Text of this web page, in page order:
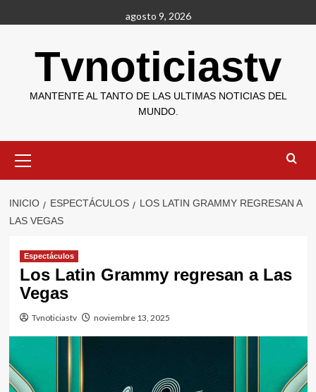
al
agosto 9, 2026
Tvnoticiastv
MANTENTE AL TANTO DE LAS ULTIMAS NOTICIAS DEL
MUNDO.
primario
INICIO ESPECTÁCULOS
LOS LATIN GRAMMY REGRESAN A
LAS VEGAS
Espectáculos
Los Latin Grammy regresan a Las
Vegas
Tvnoticiastv noviembre 13, 2025